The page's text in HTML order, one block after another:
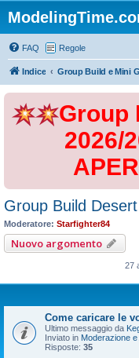
FAQ Regole
Indice
Group
2026/
Group Build
Moderatore: Starfighter84
Nuovo argomento
27
Come caricare le
Ultimo messaggio da
Inviato in Moderazione e
Risposte: 35